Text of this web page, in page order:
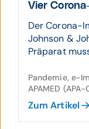
Vier
Der Corona-
Johnson &
Präparat
Pandemie, e-
APAMED (APA-
Zum Artikel